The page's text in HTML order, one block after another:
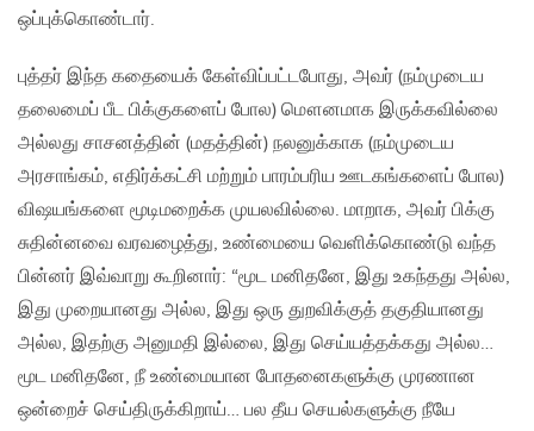
ஒப்புக்கொண்டார்.
புத்தர் இந்த கதையைக் கேள்விப்பட்டபோது, அவர் (நம்முடைய
தலைமைப் பீட பிக்குகளைப் போல) மௌனமாக இருக்கவில்லை
அல்லது சாசனத்தின் (மதத்தின்) நலனுக்காக (நம்முடைய
அரசாங்கம், எதிர்க்கட்சி மற்றும் பாரம்பரிய ஊடகங்களைப் போல)
விஷயங்களை மூடிமறைக்க முயலவில்லை. மாறாக, அவர் பிக்கு
சுதின்னவை வரவழைத்து, உண்மையை வெளிக்கொண்டு வந்த
பின்னர் இவ்வாறு கூறினார்: “மூட மனிதனே, இது உகந்தது அல்ல,
இது முறையானது அல்ல, இது ஒரு துறவிக்குத் தகுதியானது
அல்ல, இதற்கு அனுமதி இல்லை, இது செய்யத்தக்கது அல்ல…
மூட மனிதனே, நீ உண்மையான போதனைகளுக்கு முரணான
ஒன்றைச் செய்திருக்கிறாய்… பல தீய செயல்களுக்கு நீயே